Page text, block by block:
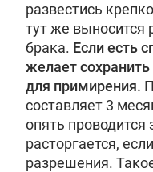
развестись
тут же выносится
брака. Если есть
желает
для примирения.
составляет 3
опять проводится
расторгается,
разрешения.